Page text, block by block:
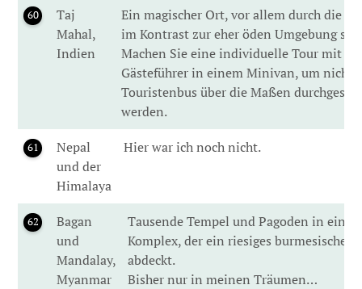
60
Taj
Mahal,
Indien
Ein magischer Ort, vor allem durch die
im Kontrast zur eher öden Umgebung
Machen Sie eine individuelle Tour mit
Gästeführer in einem Minivan, um nicht
Touristenbus über die Maßen
werden.
61
Nepal
und der
Himalaya
Hier war ich noch nicht.
62
Bagan
und
Mandalay,
Myanmar
Tausende Tempel und Pagoden in
Komplex, der ein riesiges burmesisches
abdeckt.
Bisher nur in meinen Träumen…